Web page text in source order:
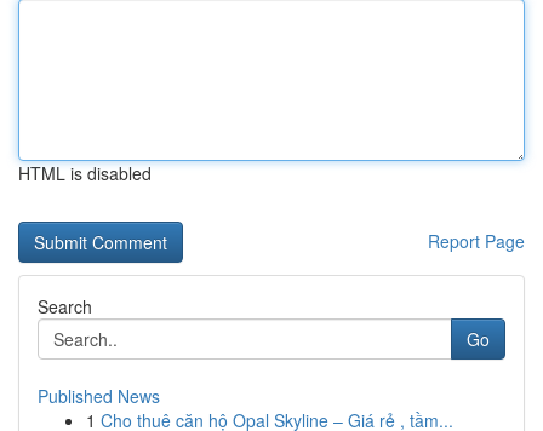
HTML is disabled
Report Page
Search
Go
Published News
1 Cho thuê căn hộ Opal Skyline – Giá rẻ , tầm...